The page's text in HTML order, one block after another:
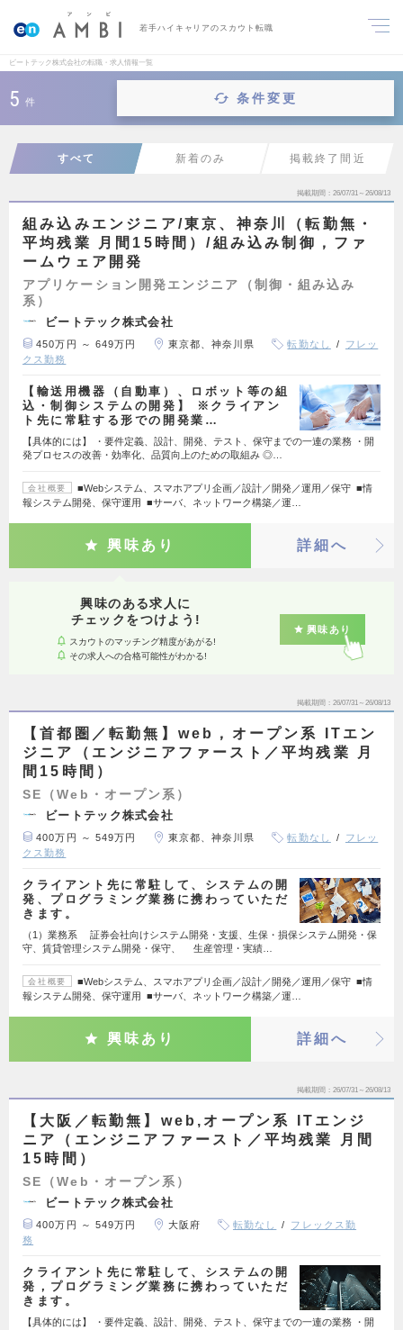
若手ハイキャリアのスカウト転職
ビートテック株式会社の転職・求人情報一覧
5 件 条件変更
すべて 新着のみ 掲載終了間近
掲載期間 26/07/31～26/08/13
組み込みエンジニア/東京、神奈川（転勤無・
平均残業 月間15時間）/組み込み制御，ファ
ームウェア開発
アプリケーション開発エンジニア（制御・組み込み
系）
ビートテック株式会社
450万円 ～ 649万円 東京都、神奈川県 転勤なし
フレッ
クス勤務
【輸送用機器（自動車）、ロボット等の組
込・制御システムの開発】 ※クライアン
ト先に常駐する形での開発業…
【具体的には】 ・要件定義、設計、開発、テスト、保守までの一連の業務 ・開
発プロセスの改善・効率化、品質向上のための取組み ◎…
会社概要
■Webシステム、スマホアプリ企画／設計／開発／運用／保守 ■情
報システム開発、保守運用 ■サーバ、ネットワーク構築／運…
興味あり 詳細へ
興味のある求人に
チェックをつけよう!
スカウトのマッチング精度があがる!
その求人への合格可能性がわかる!
興味あり
掲載期間 26/07/31～26/08/13
【首都圏／転勤無】web，オープン系 ITエン
ジニア（エンジニアファースト／平均残業 月
間15時間）
SE（Web・オープン系）
ビートテック株式会社
400万円 ～ 549万円 東京都、神奈川県 転勤なし
フレッ
クス勤務
クライアント先に常駐して、システムの開
発、プログラミング業務に携わっていただ
きます。
（1）業務系 証券会社向けシステム開発・支援、生保・損保システム開発・保
守、賃貸管理システム開発・保守、 生産管理・実績…
会社概要
■Webシステム、スマホアプリ企画／設計／開発／運用／保守 ■情
報システム開発、保守運用 ■サーバ、ネットワーク構築／運…
興味あり 詳細へ
掲載期間 26/07/31～26/08/13
【大阪／転勤無】web,オープン系 ITエンジ
ニア（エンジニアファースト／平均残業 月間
15時間）
SE（Web・オープン系）
ビートテック株式会社
400万円 ～ 549万円 大阪府 転勤なし
フレックス勤
務
クライアント先に常駐して、システムの開
発，プログラミング業務に携わっていただ
きます。
【具体的には】 ・要件定義、設計、開発、テスト、保守までの一連の業務 ・開